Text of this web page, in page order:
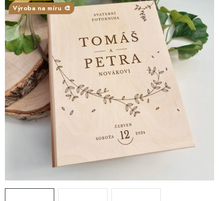
PŘÍLEŽITOSTI
MATERIÁLY A TVOŘENÍ
PRO FIRMY
NOVINKY
VÝPRODEJ 🔥
Hodnocení obchodu
Stav objednávky
Reklamace a vrácení zboží
Jak nakupovat
Dřeviny a certifikáty
Pro firmy Velkoobchod Kontakt
Výroba na míru 🎨